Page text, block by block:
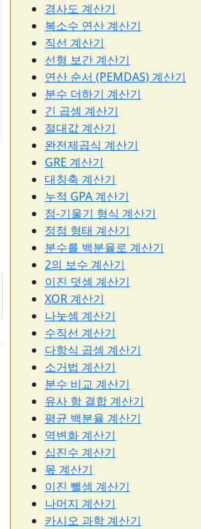
경사도 계산기
복소수 연산 계산기
직선 계산기
선형 보간 계산기
연산 순서 (PEMDAS) 계산기
분수 더하기 계산기
긴 곱셈 계산기
절대값 계산기
완전제곱식 계산기
GRE 계산기
대칭축 계산기
누적 GPA 계산기
점-기울기 형식 계산기
정점 형태 계산기
분수를 백분율로 계산기
2의 보수 계산기
이진 덧셈 계산기
XOR 계산기
나눗셈 계산기
수직선 계산기
다항식 곱셈 계산기
소거법 계산기
분수 비교 계산기
유사 항 결합 계산기
평균 백분율 계산기
역변화 계산기
십진수 계산기
몫 계산기
이진 뺄셈 계산기
나머지 계산기
카시오 과학 계산기